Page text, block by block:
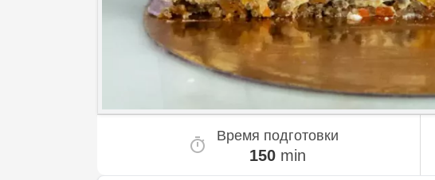
Время подготовки
150 min